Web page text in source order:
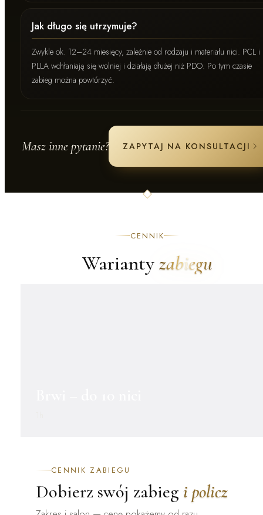
Jak długo się utrzymuje?
Zwykle ok. 12–24 miesięcy, zależnie od rodzaju i materiału nici. PCL i
PLLA wchłaniają się wolniej i działają dłużej niż PDO. Po tym czasie
zabieg można powtórzyć.
Masz inne pytanie? ZAPYTAJ NA KONSULTACJI
CENNIK
Wariantyzabiegu
CENNIK ZABIEGU
Dobierz swój zabieg i policz